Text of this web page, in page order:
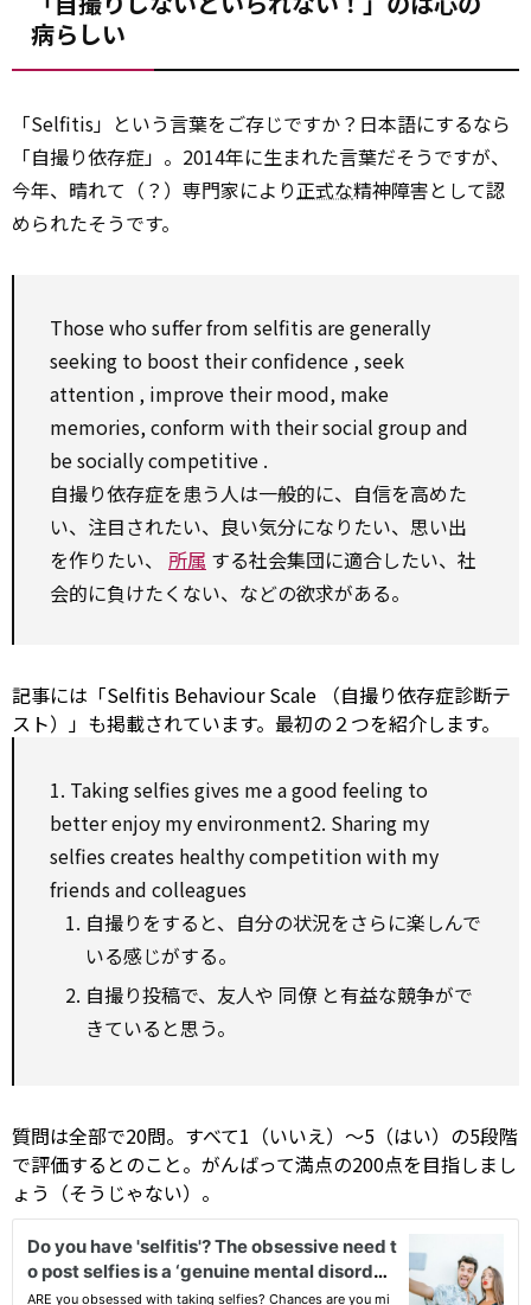
病らしい
「Selfitis」という言葉をご存じですか？日本語にするなら
「自撮り依存症」。2014年に生まれた言葉だそうですが、
今年、晴れて（？）専門家により正式な精神障害として認
められたそうです。
Those whosuffer from selfitis aregenerally
seeking to boost theirconfidence ,seek
attention , improve their mood, make
memories,conform with their social group and
be sociallycompetitive .
自撮り依存症を患う人は一般的に、自信を高めた
い、注目されたい、良い気分になりたい、思い出
を作りたい、 所属 する社会集団に適合したい、社
会的に負けたくない、などの欲求がある。
記事には「Selfitis BehaviourScale （自撮り依存症診断テ
スト）」も掲載されています。最初の２つを紹介します。
1. Taking selfies gives me a good feeling to
better enjoy my environment2. Sharing my
selfies creates healthy competitionwith my
friends and colleagues
自撮りをすると、自分の状況をさらに楽しんで
いる感じがする。
自撮り投稿で、友人や 同僚 と有益な競争がで
きていると思う。
質問は全部で20問。すべて1（いいえ）～5（はい）の5段階
で評価するとのこと。がんばって満点の200点を目指しまし
ょう（そうじゃない）。